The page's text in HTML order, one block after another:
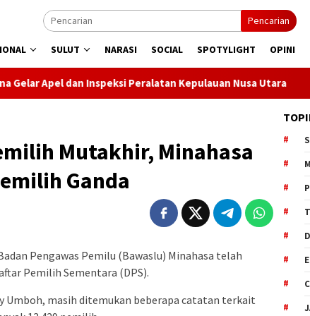
Pencarian
SULUT NARASI SOCIAL SPOTYLIGHT OPINI
Peralatan Kepulauan Nusa Utara PLN Manado
Mutakhir, Minahasa
Ganda
Pengawas Pemilu (Bawaslu) Minahasa telah
Pemilih Sementara (DPS).
Umboh, masih ditemukan beberapa catatan terkait